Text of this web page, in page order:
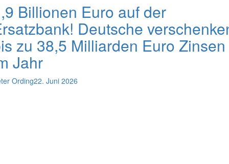
Billionen Euro auf der
Deutsche
zu 38,5 Milliarden Euro Zinsen
Jahr
Ording22. Juni 2026